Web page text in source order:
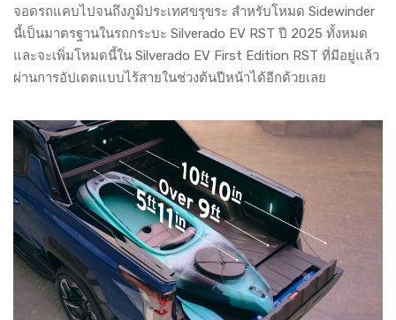
จอดรถแคบไปจนถึงภูมิประเทศขรุขระ สำหรับโหมด Sidewinder
นี้เป็นมาตรฐานในรถกระบะ Silverado EV RST ปี 2025 ทั้งหมด
และจะเพิ่มโหมดนี้ใน Silverado EV First Edition RST ที่มีอยู่แล้ว
ผ่านการอัปเดตแบบไร้สายในช่วงต้นปีหน้าได้อีกด้วยเลย